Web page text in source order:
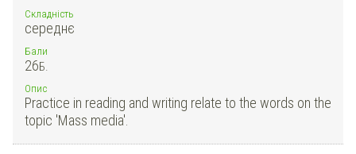
Складність
середнє
Бали
26Б.
Опис
Practice in reading and writing relate to the words on the
topic 'Mass media'.